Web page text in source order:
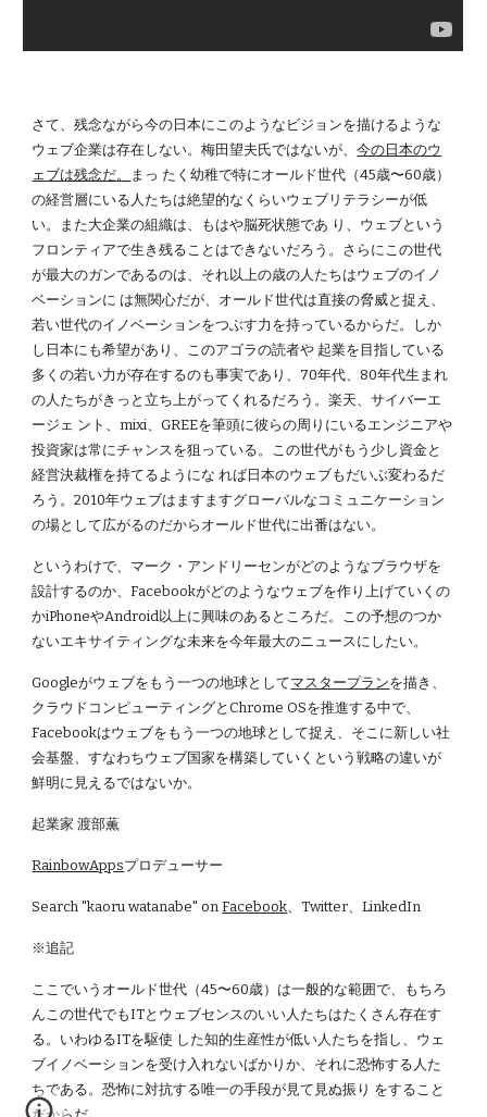
さて、残念ながら今の日本にこのようなビジョンを描けるような
ウェブ企業は存在しない。梅田望夫氏ではないが、今の日本のウ
ェブは残念だ。
まっ たく幼稚で特にオールド世代（45歳〜60歳）
の経営層にいる人たちは絶望的なくらいウェブリテラシーが低
い。また大企業の組織は、もはや脳死状態であ り、ウェブという
フロンティアで生き残ることはできないだろう。さらにこの世代
が最大のガンであるのは、それ以上の歳の人たちはウェブのイノ
ベーションに は無関心だが、オールド世代は直接の脅威と捉え、
若い世代のイノベーションをつぶす力を持っているからだ。しか
し日本にも希望があり、このアゴラの読者や 起業を目指している
多くの若い力が存在するのも事実であり、70年代、80年代生まれ
の人たちがきっと立ち上がってくれるだろう。楽天、サイバーエ
ージェ ント、mixi、GREEを筆頭に彼らの周りにいるエンジニアや
投資家は常にチャンスを狙っている。この世代がもう少し資金と
経営決裁権を持てるようにな れば日本のウェブもだいぶ変わるだ
ろう。2010年ウェブはますますグローバルなコミュニケーション
の場として広がるのだからオールド世代に出番はない。
というわけで、マーク・アンドリーセンがどのようなブラウザを
設計するのか、Facebookがどのようなウェブを作り上げていくの
かiPhoneやAndroid以上に興味のあるところだ。この予想のつか
ないエキサイティングな未来を今年最大のニュースにしたい。
Googleがウェブをもう一つの地球としてマスタープランを描き、
クラウドコンピューティングとChrome OSを推進する中で、
Facebookはウェブをもう一つの地球として捉え、そこに新しい社
会基盤、すなわちウェブ国家を構築していくという戦略の違いが
鮮明に見えるではないか。
起業家 渡部薫
RainbowAppsプロデューサー
Search "kaoru watanabe" on Facebook、Twitter、LinkedIn
※追記
ここでいうオールド世代（45〜60歳）は一般的な範囲で、もちろ
んこの世代でもITとウェブセンスのいい人たちはたくさん存在す
る。いわゆるITを駆使 した知的生産性が低い人たちを指し、ウェ
ブイノベーションを受け入れないばかりか、それに恐怖する人た
ちである。恐怖に対抗する唯一の手段が見て見ぬ振り をすること